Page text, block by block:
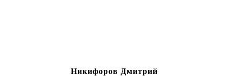
Никифоров Дмитрий